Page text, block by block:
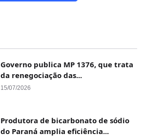
Governo publica MP 1376, que trata
da renegociação das...
15/07/2026
Produtora de bicarbonato de sódio
do Paraná amplia eficiência...